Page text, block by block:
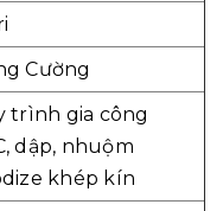
Cường
trình gia công
dập, nhuộm
khép kín